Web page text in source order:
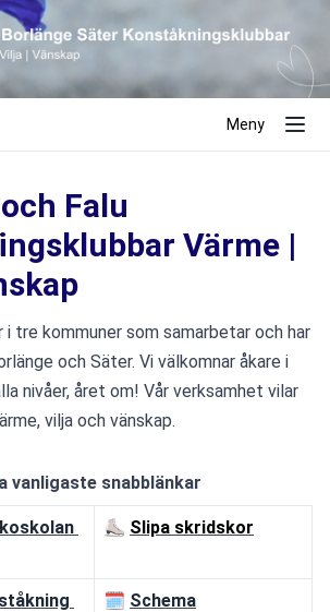
Meny
Falu
Värme |
i tre kommuner som samarbetar och har
och Säter. Vi välkomnar åkare i
nivåer, året om! Vår verksamhet vilar
vilja och vänskap.
vanligaste snabblänkar
⛸ Slipa skridskor
🗓 Schema